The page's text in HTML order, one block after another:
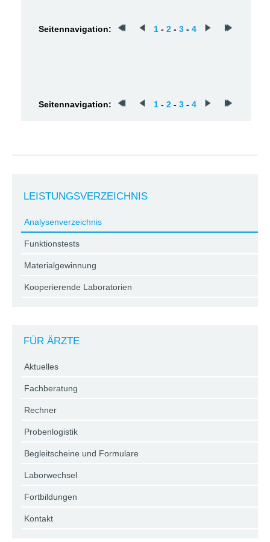
Seitennavigation: 1 - 2 - 3 - 4
Seitennavigation: 1 - 2 - 3 - 4
LEISTUNGSVERZEICHNIS
Analysenverzeichnis
Funktionstests
Materialgewinnung
Kooperierende Laboratorien
FÜR ÄRZTE
Aktuelles
Fachberatung
Rechner
Probenlogistik
Begleitscheine und Formulare
Laborwechsel
Fortbildungen
Kontakt